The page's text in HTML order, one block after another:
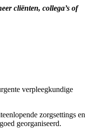
cliënten, collega’s of
verpleegkundige
zorgsettings en
georganiseerd.